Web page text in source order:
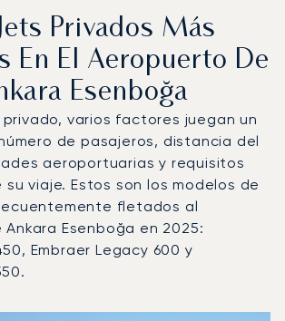
Privados Más
En El Aeropuerto De
Esenboğa
varios factores juegan un
de pasajeros, distancia del
aeroportuarias y requisitos
viaje. Estos son los modelos de
fletados al
Esenboğa en 2025:
Embraer Legacy 600 y